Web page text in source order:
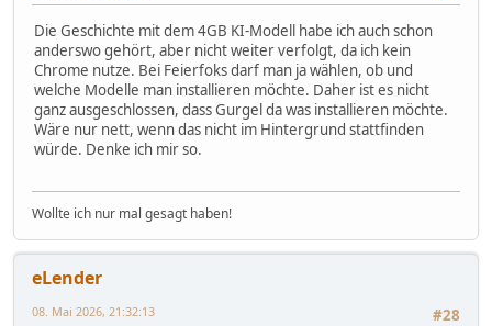
Die Geschichte mit dem 4GB KI-Modell habe ich auch schon
anderswo gehört, aber nicht weiter verfolgt, da ich kein
Chrome nutze. Bei Feierfoks darf man ja wählen, ob und
welche Modelle man installieren möchte. Daher ist es nicht
ganz ausgeschlossen, dass Gurgel da was installieren möchte.
Wäre nur nett, wenn das nicht im Hintergrund stattfinden
würde. Denke ich mir so.
Wollte ich nur mal gesagt haben!
eLender
#28
08. Mai 2026, 21:32:13